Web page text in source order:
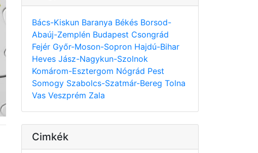
Bács-Kiskun Baranya Békés Borsod-
Abaúj-Zemplén Budapest Csongrád
Fejér Győr-Moson-Sopron Hajdú-Bihar
Heves Jász-Nagykun-Szolnok
Komárom-Esztergom Nógrád Pest
Somogy Szabolcs-Szatmár-Bereg Tolna
Vas Veszprém Zala
Cimkék